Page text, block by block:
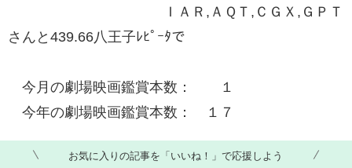
ＩＡＲ,ＡＱＴ,ＣＧＸ,ＧＰＴ
さんと439.66八王子ﾚﾋﾟｰﾀで
今月の劇場映画鑑賞本数： １
今年の劇場映画鑑賞本数： １７
お気に入りの記事を「いいね！」で応援しよう